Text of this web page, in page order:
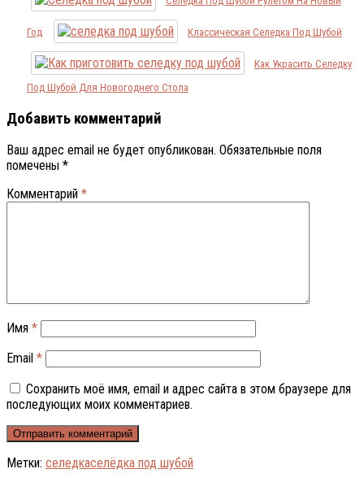
Год Классическая Селедка Под Шубой
Как Украсить Селедку
Под Шубой Для Новогоднего Стола
Добавить комментарий
Ваш адрес email не будет опубликован. Обязательные поля
помечены *
Комментарий *
Имя *
Email *
Сохранить моё имя, email и адрес сайта в этом браузере для
последующих моих комментариев.
Метки: селедкаселёдка под шубой